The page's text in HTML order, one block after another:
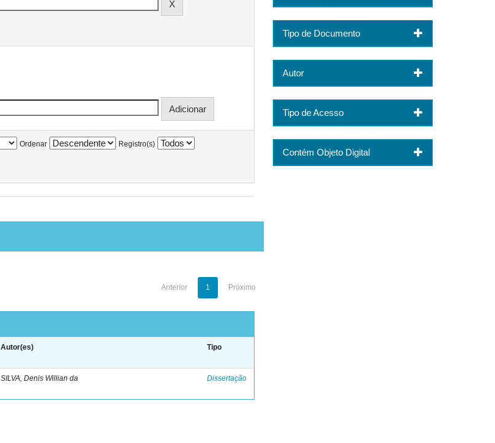
Ordenar Registro(s)
Anterior 1 Próximo
Autor(es) Tipo
SILVA, Denis Willian da Dissertação
Tipo de Documento
Autor
Tipo de Acesso
Contém Objeto Digital